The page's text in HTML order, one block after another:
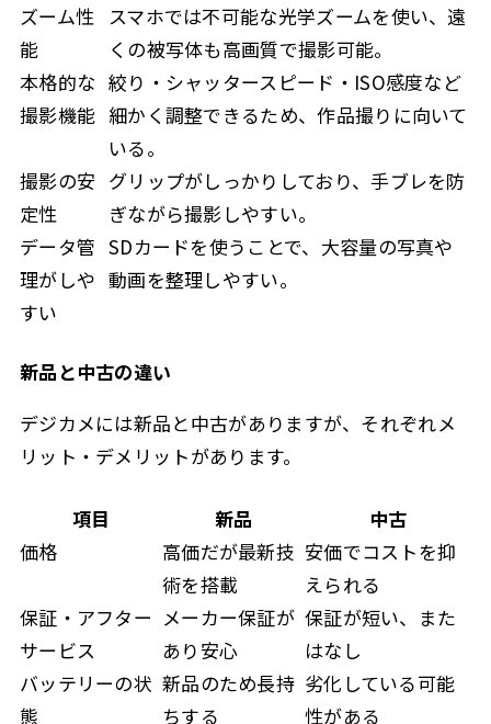
ズーム性
能
スマホでは不可能な光学ズームを使い、遠
くの被写体も高画質で撮影可能。
本格的な
撮影機能
絞り・シャッタースピード・ISO感度など
細かく調整できるため、作品撮りに向いて
いる。
撮影の安
定性
グリップがしっかりしており、手ブレを防
ぎながら撮影しやすい。
データ管
理がしや
すい
SDカードを使うことで、大容量の写真や
動画を整理しやすい。
新品と中古の違い
デジカメには新品と中古がありますが、それぞれメ
リット・デメリットがあります。
項目 新品
中古
価格
高価だが最新技
術を搭載
安価でコストを抑
えられる
保証・アフター
サービス
メーカー保証が
あり安心
保証が短い、また
はなし
バッテリーの状
態
新品のため長持
ちする
劣化している可能
性がある